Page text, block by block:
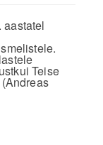
Teise